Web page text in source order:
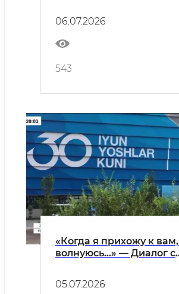
06.07.2026
543
«Когда я прихожу к
волнуюсь…» — Диалог с
05.07.2026